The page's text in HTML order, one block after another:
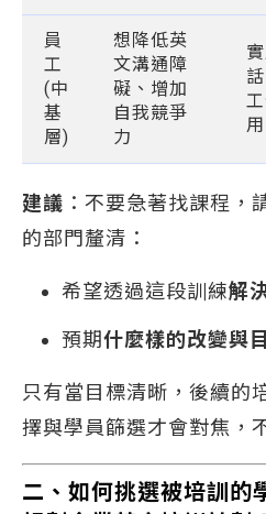
員
工
(中
基
層)
想降低英
文溝通障
礙、增加
自我競爭
力
建議 ：不要急著找課程，
的部門釐清：
希望透過這段訓練解
預期什麼樣的改變與
只有當目標清晰，後續的
擇與學員篩選才會對焦，
二、如何挑選被培訓的